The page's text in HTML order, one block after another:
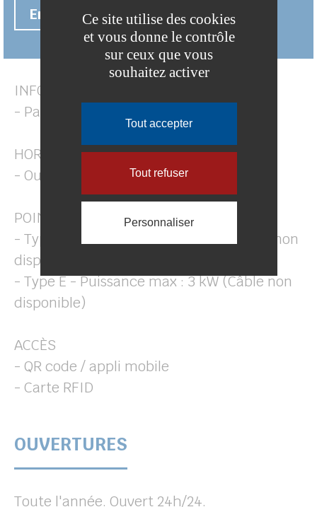
En savoir +
INFORMATIONS
- Payant
HORAIRES D'OUVERTURE
- Ouvert 24/7
POINTS DE CHARGE
- Type 2 - Puissance max : 22 kW (Câble non
disponible)
- Type E - Puissance max : 3 kW (Câble non
disponible)
ACCÈS
- QR code / appli mobile
- Carte RFID
OUVERTURES
Toute l'année. Ouvert 24h/24.
Ce site utilise des cookies
et vous donne le contrôle
sur ceux que vous
souhaitez activer
Tout accepter
Tout refuser
Personnaliser